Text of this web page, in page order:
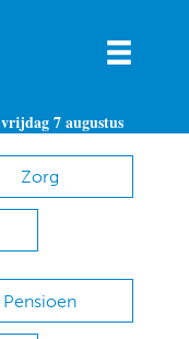
vrijdag 7 augustus
Zorg
Pensioen